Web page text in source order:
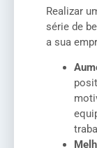
Realizar
série de
a sua